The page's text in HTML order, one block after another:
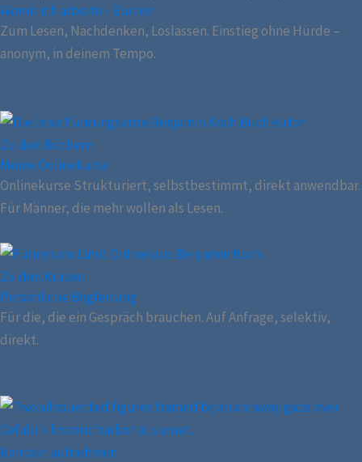
Womit ich arbeite - Bücher
Zum Lesen, Nachdenken, Loslassen. Einstieg ohne Hürde –
anonym, in deinem Tempo.
Zu den Büchern
Meine Onlinekurse
Onlinekurse Strukturiert, selbstbestimmt, direkt anwendbar.
Für Männer, die mehr wollen als Lesen.
Zu den Kursen
Persönliche Begleitung
Für die, die ein Gespräch brauchen. Auf Anfrage, selektiv,
direkt.
Kontakt aufnehmen